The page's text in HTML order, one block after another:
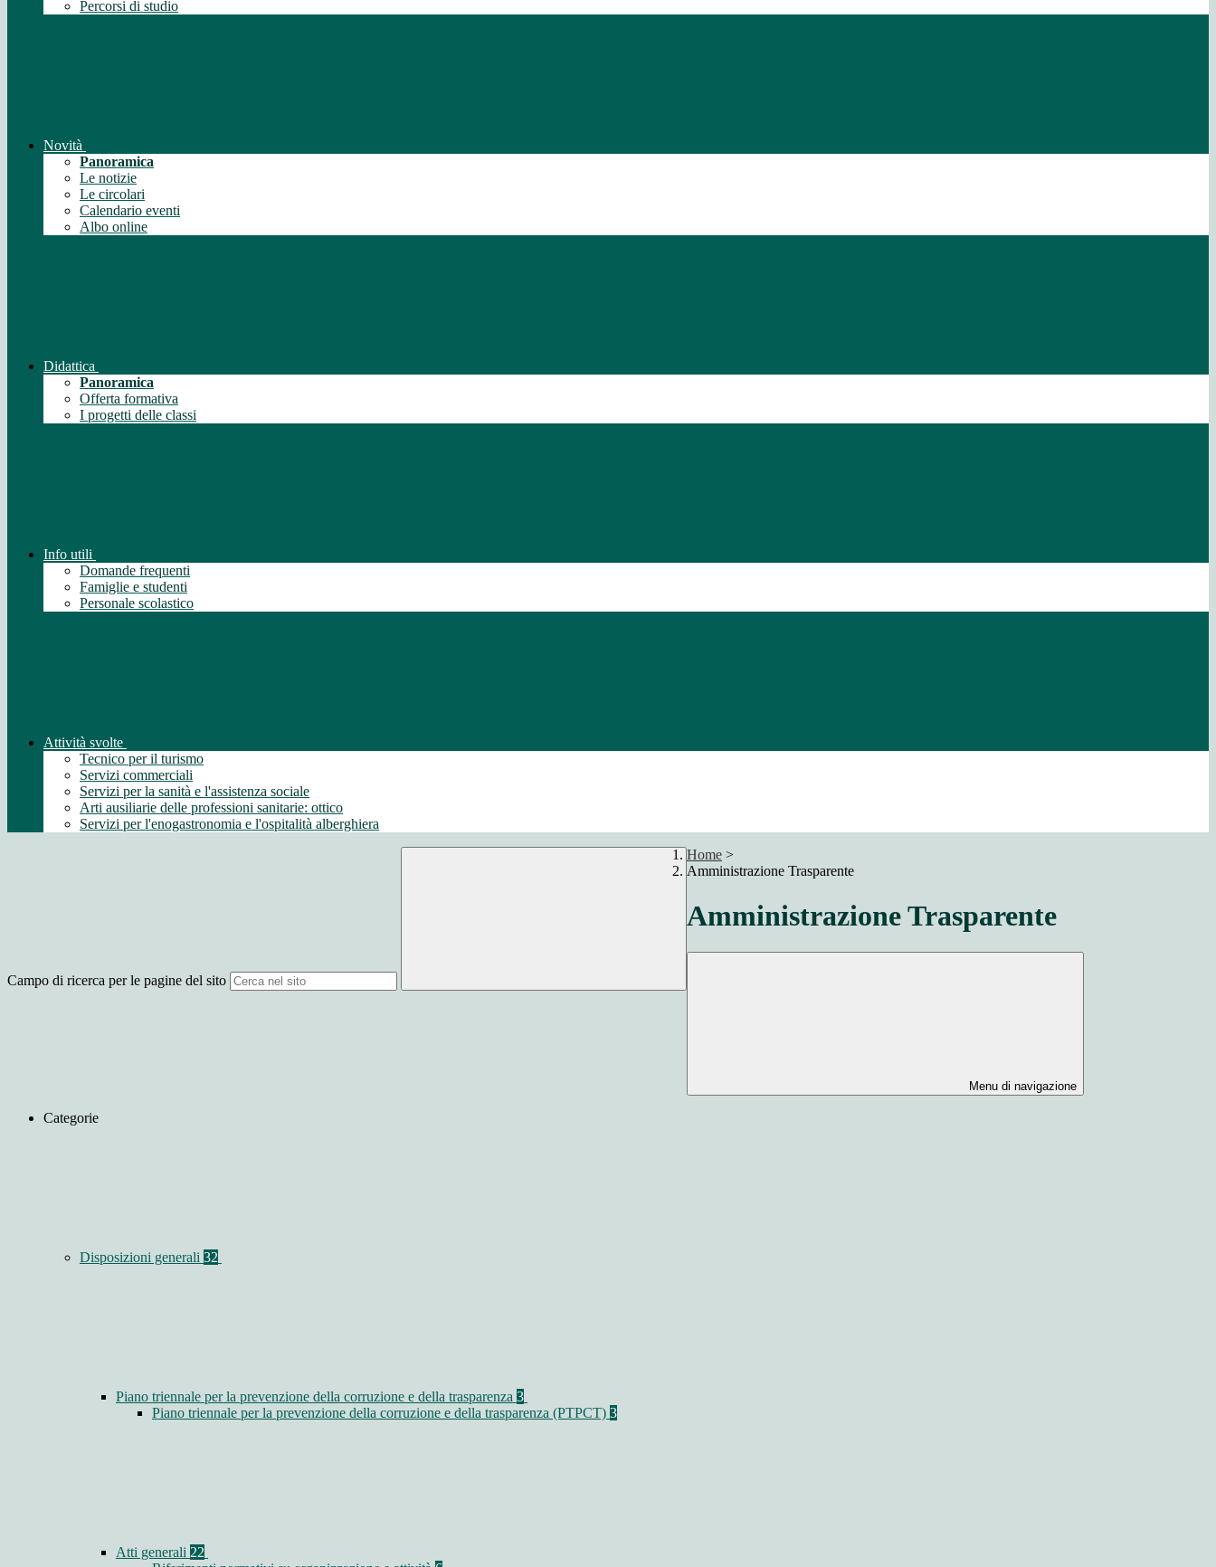
Percorsi di studio
Novità
Panoramica
Le notizie
Le circolari
Calendario eventi
Albo online
Didattica
Panoramica
Offerta formativa
I progetti delle classi
Info utili
Domande frequenti
Famiglie e studenti
Personale scolastico
Attività svolte
Tecnico per il turismo
Servizi commerciali
Servizi per la sanità e l'assistenza sociale
Arti ausiliarie delle professioni sanitarie: ottico
Servizi per l'enogastronomia e l'ospitalità alberghiera
Campo di ricerca per le pagine del sito
Home >
Amministrazione Trasparente
Amministrazione Trasparente
Menu di navigazione
Categorie
Disposizioni generali 32
Piano triennale per la prevenzione della corruzione e della trasparenza 3
Piano triennale per la prevenzione della corruzione e della trasparenza (PTPCT) 3
Atti generali 22